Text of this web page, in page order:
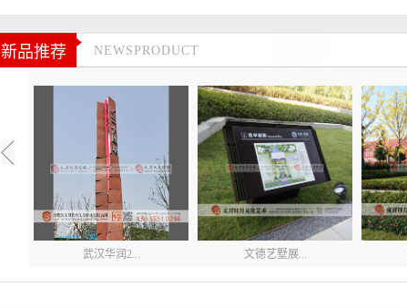
新品推荐 NEWSPRODUCT
武汉华润2... 文德艺墅展...